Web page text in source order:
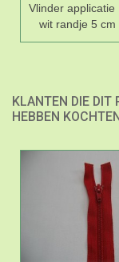
Vlinder applicatie
wit randje 5 cm
KLANTEN DIE DIT
HEBBEN